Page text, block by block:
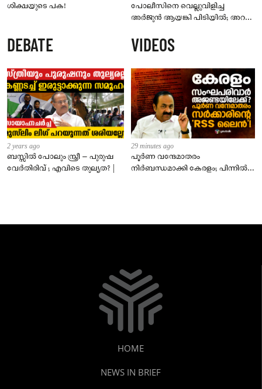
ശിക്ഷയുടെ പക!
പോലീസിനെ വെല്ലുവിളിച്ച
അർജുൻ ആയങ്കി പിടിയിൽ; അറസ്റ്റ്
DEBATE
2 years ago
ബസ്സിൽ പോലും സ്ത്രീ – പുരുഷ
വേർതിരിവ് ; എവിടെ തുല്യത? |
VIDEOS
29 minutes ago
പൂർണ വന്ദേമാതരം
നിർബന്ധമാക്കി കേരളം; പിന്നിൽ
HOME
NEWS IN BRIEF